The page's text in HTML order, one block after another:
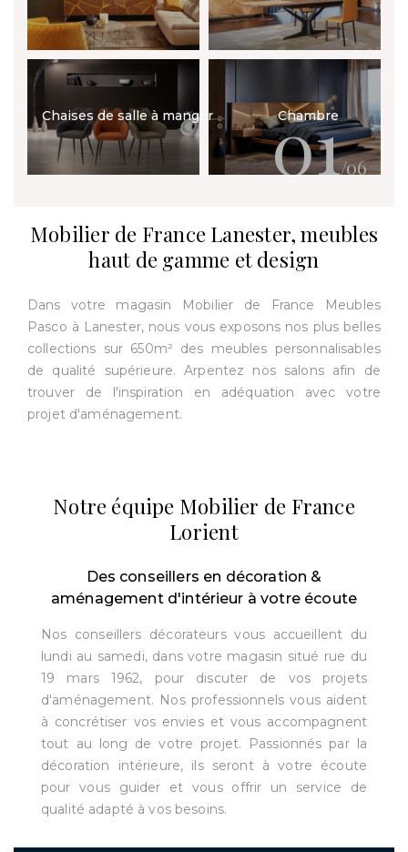
Chaises de salle à manger Chambre
Mobilier de France Lanester, meubles
haut de gamme et design
Dans votre magasin Mobilier de France Meubles
Pasco à Lanester, nous vous exposons nos plus belles
collections sur 650m² des meubles personnalisables
de qualité supérieure. Arpentez nos salons afin de
trouver de l'inspiration en adéquation avec votre
projet d'aménagement.
01/06
Notre équipe Mobilier de France
Lorient
Des conseillers en décoration &
aménagement d'intérieur à votre écoute
Nos conseillers décorateurs vous accueillent du
lundi au samedi, dans votre magasin situé rue du
19 mars 1962, pour discuter de vos projets
d'aménagement. Nos professionnels vous aident
à concrétiser vos envies et vous accompagnent
tout au long de votre projet. Passionnés par la
décoration intérieure, ils seront à votre écoute
pour vous guider et vous offrir un service de
qualité adapté à vos besoins.